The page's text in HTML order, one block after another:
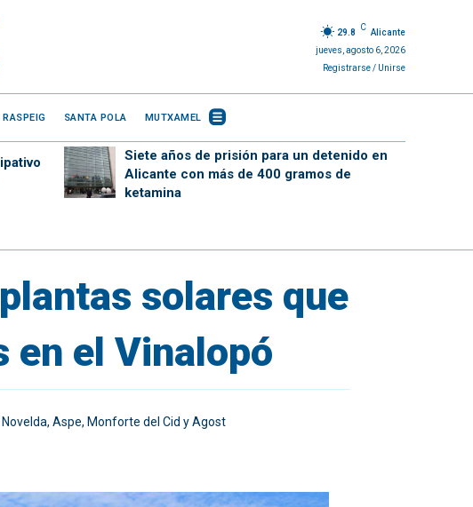
29.8
C
Alicante
jueves, agosto 6, 2026
Registrarse / Unirse
SANTA POLA MUTXAMEL
Siete años de prisión para un detenido en
Alicante con más de 400 gramos de
ketamina
solares que
en el Vinalopó
Aspe, Monforte del Cid y Agost